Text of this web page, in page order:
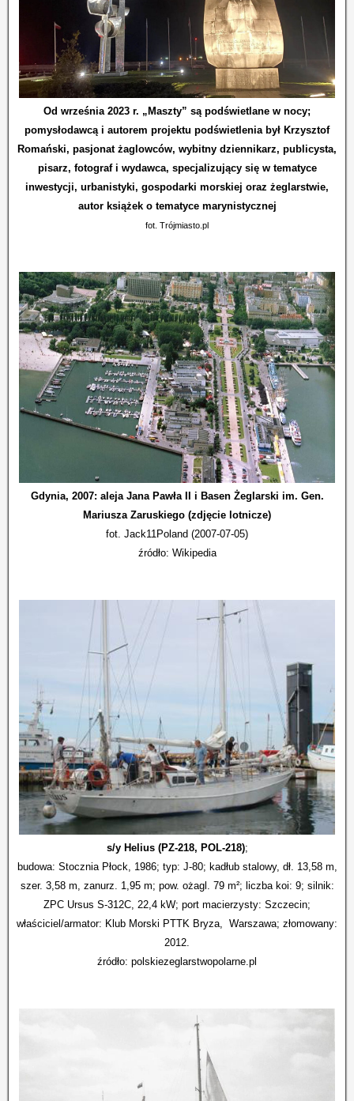
Od września 2023 r. „Maszty” są podświetlane w nocy;
pomysłodawcą i autorem projektu podświetlenia był Krzysztof
Romański, pasjonat żaglowców, wybitny dziennikarz, publicysta,
pisarz, fotograf i wydawca, specjalizujący się w tematyce
inwestycji, urbanistyki, gospodarki morskiej oraz żeglarstwie,
autor książek o tematyce marynistycznej
fot. Trójmiasto.pl
Gdynia, 2007: aleja Jana Pawła II i Basen Żeglarski im. Gen.
Mariusza Zaruskiego (zdjęcie lotnicze)
fot. Jack11Poland (2007-07-05)
źródło: Wikipedia
s/y Helius (PZ-218, POL-218);
budowa: Stocznia Płock, 1986; typ: J-80; kadłub stalowy, dł. 13,58 m,
szer. 3,58 m, zanurz. 1,95 m; pow. ożagl. 79 m²; liczba koi: 9; silnik:
ZPC Ursus S-312C, 22,4 kW; port macierzysty: Szczecin;
właściciel/armator: Klub Morski PTTK Bryza, Warszawa; złomowany:
2012.
źródło: polskiezeglarstwopolarne.pl